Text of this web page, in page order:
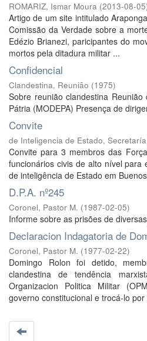
ROMARIZ, Ismar Moura (2013-08-05
Artigo de um site intitulado
Comissão da Verdade sobre a
Edézio Brianezi, paricipantes do
mortos pela ditadura militar ...
Confidencial
Clandestina, Reunião (1975)
Sobre reunião clandestina
Pátria (MODEPA) Presença de
Convite
de Inteligencia de Estado, Secretaría
Convite para 3 membros das
funcionários civis de alto nível para
de inteligência de Estado em
D.P.A. nº245
Coronel, Pastor M. (1987-02-05)
Informe sobre as prisões de
Declaracion Indagatoria de
Coronel, Pastor M. (1977-02-22)
Domingo Rolon foi detido,
clandestina de tendência
Organizacion Politica Militar
governo constitucional e trocá-lo por